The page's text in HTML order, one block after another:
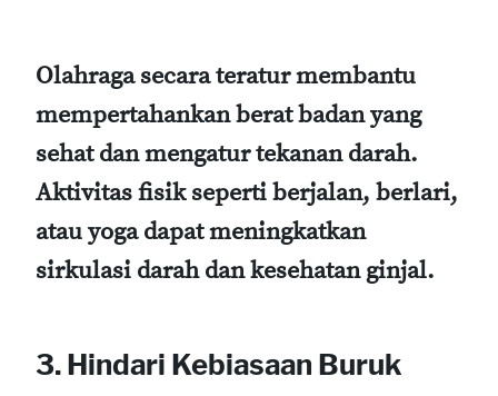
Olahraga secara teratur membantu
mempertahankan berat badan yang
sehat dan mengatur tekanan darah.
Aktivitas fisik seperti berjalan, berlari,
atau yoga dapat meningkatkan
sirkulasi darah dan kesehatan ginjal.
3. Hindari Kebiasaan Buruk